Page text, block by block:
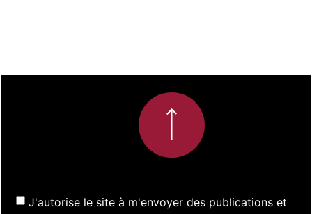
J'autorise le site à m'envoyer des publications et